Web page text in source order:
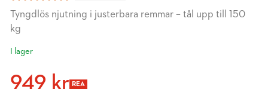
Tyngdlös njutning i justerbara remmar – tål upp till 150
kg
I lager
949 kr REA